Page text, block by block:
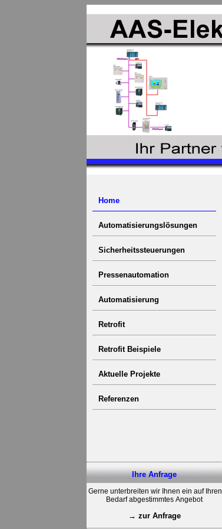
Home
Automatisierungslösungen
Sicherheitssteuerungen
Pressenautomation
Automatisierung
Retrofit
Retrofit Beispiele
Aktuelle Projekte
Referenzen
Ihre Anfrage
Gerne unterbreiten wir Ihnen ein auf Ihren
Bedarf abgestimmtes Angebot
→ zur Anfrage